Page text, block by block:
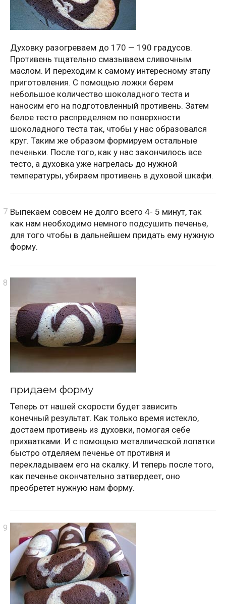
Духовку разогреваем до 170 — 190 градусов.
Противень тщательно смазываем сливочным
маслом. И переходим к самому интересному этапу
приготовления. С помощью ложки берем
небольшое количество шоколадного теста и
наносим его на подготовленный противень. Затем
белое тесто распределяем по поверхности
шоколадного теста так, чтобы у нас образовался
круг. Таким же образом формируем остальные
печеньки. После того, как у нас закончилось все
тесто, а духовка уже нагрелась до нужной
температуры, убираем противень в духовой шкафи.
Выпекаем совсем не долго всего 4- 5 минут, так
как нам необходимо немного подсушить печенье,
для того чтобы в дальнейшем придать ему нужную
форму.
придаем форму
Теперь от нашей скорости будет зависить
конечный результат. Как только время истекло,
достаем противень из духовки, помогая себе
прихватками. И с помощью металлической лопатки
быстро отделяем печенье от противня и
перекладываем его на скалку. И теперь после того,
как печенье окончательно затвердеет, оно
преобретет нужную нам форму.